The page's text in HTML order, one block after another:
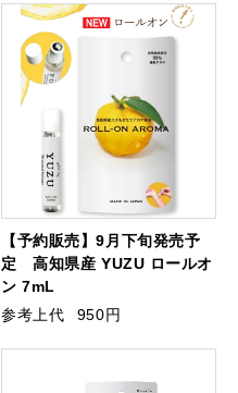
【予約販売】9月下旬発売予
定 高知県産 YUZU ロールオ
ン 7mL
参考上代
950円